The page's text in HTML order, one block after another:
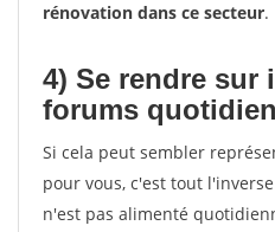
rénovation dans ce secteur.
4) Se rendre sur
forums
Si cela peut sembler
pour vous, c'est tout
n'est pas alimenté